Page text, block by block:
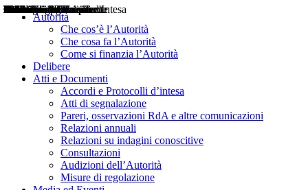
Autorità
Che cos’è l’Autorità
Che cosa fa l’Autorità
Come si finanzia l’Autorità
Delibere
Atti e Documenti
Accordi e Protocolli d’intesa
Atti di segnalazione
Pareri, osservazioni RdA e altre comunicazioni
Relazioni annuali
Relazioni su indagini conoscitive
Consultazioni
Audizioni dell’Autorità
Misure di regolazione
Delibere
Pareri
Consultazioni
Audizioni
Atti di Segnalazione
Accordi e Protocolli d'Intesa
Relazioni annuali
Misure di regolazione
Notizie
Comunicati Stampa
Bollettini ART
Convegni ART
Interviste del Presidente
Articoli in primo piano
Interventi del Presidente
2004
2005
2010
2013
2014
2015
2016
2017
2018
2019
202
2020
2021
2022
2023
2024
2025
2026
Aereo
Marittimo
Terrestre